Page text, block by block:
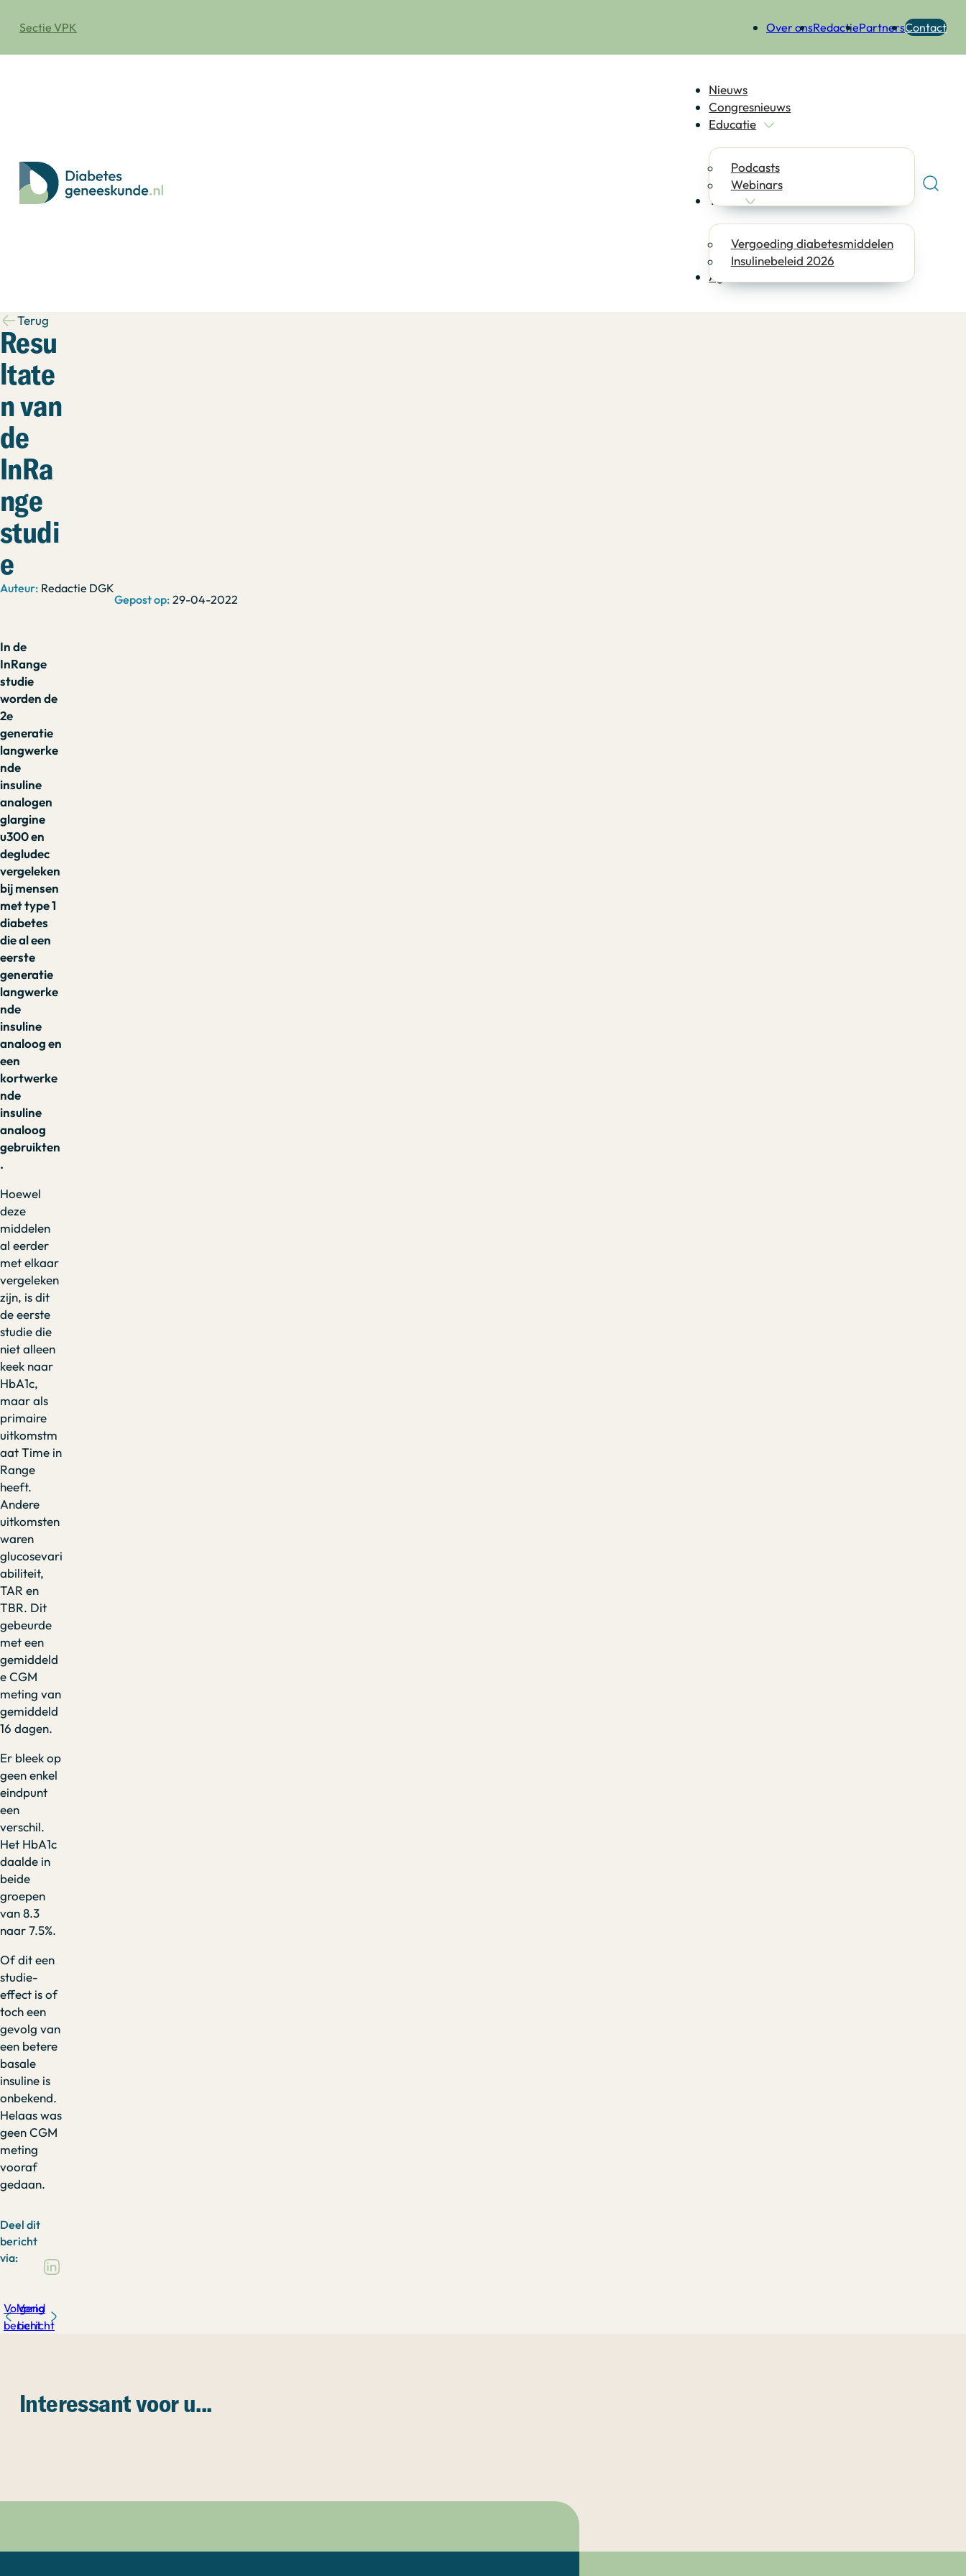
Sectie VPK Over onsRedactiePartnersContact
Nieuws
Congresnieuws
Educatie
Podcasts
Webinars
Tools
Vergoeding diabetesmiddelen
Insulinebeleid 2026
Agenda
Terug
Resu
ltate
n van
de
InRa
nge
studi
e
Redactie DGK
29-04-2022
In de
InRange
studie
worden de
2e
generatie
langwerke
nde
insuline
analogen
glargine
u300 en
degludec
vergeleken
bij mensen
met type 1
diabetes
die al een
eerste
generatie
langwerke
nde
insuline
analoog en
een
kortwerke
nde
insuline
analoog
gebruikten
.
Hoewel
deze
middelen
al eerder
met elkaar
vergeleken
zijn, is dit
de eerste
studie die
niet alleen
keek naar
HbA1c,
maar als
primaire
uitkomstm
aat Time in
Range
heeft.
Andere
uitkomsten
waren
glucosevari
abiliteit,
TAR en
TBR. Dit
gebeurde
met een
gemiddeld
e CGM
meting van
gemiddeld
16 dagen.
Er bleek op
geen enkel
eindpunt
een
verschil.
Het HbA1c
daalde in
beide
groepen
van 8.3
naar 7.5%.
Of dit een
studie-
effect is of
toch een
gevolg van
een betere
basale
insuline is
onbekend.
Helaas was
geen CGM
meting
vooraf
gedaan.
Deel dit
bericht
via:
Vorig
bericht
Volgend
bericht
Interessant voor u...